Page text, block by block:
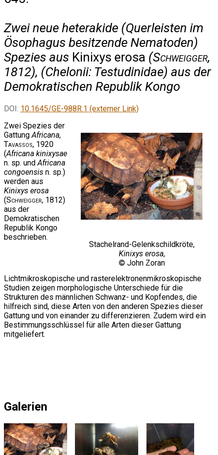
Zwei neue heterakide (Querleisten im
Ösophagus besitzende Nematoden)
Spezies aus Kinixys erosa (Schweigger,
1812), (Chelonii: Testudinidae) aus der
Demokratischen Republik Kongo
DOI: 10.1645/GE-988R.1 (externer Link)
Stachelrand-Gelenkschildkröte,
Kinixys erosa,
© John Zoran
Zwei Spezies der
GattungAfricana,
Tavassos, 1920
(Africana kinixysae
n. sp. undAfricana
congoensis n. sp.)
werden aus
Kinixys erosa
(Schweigger, 1812)
aus der
Demokratischen
Republik Kongo
beschrieben.
Lichtmikroskopische und rasterelektronenmikroskopische
Studien zeigen morphologische Unterschiede für die
Strukturen des männlichen Schwanz- und Kopfendes, die
hilfreich sind, diese Arten von den anderen Spezies dieser
Gattung und von einander zu differenzieren. Zudem wird ein
Bestimmungsschlüssel für alle Arten dieser Gattung
mitgeliefert.
Galerien